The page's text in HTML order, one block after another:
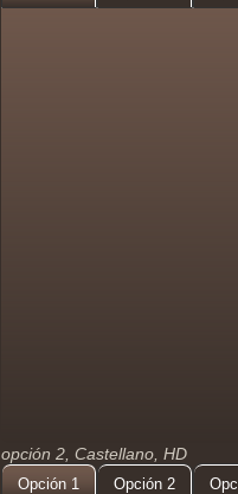
opción 2, Castellano, HD
Opción 1 Opción 2